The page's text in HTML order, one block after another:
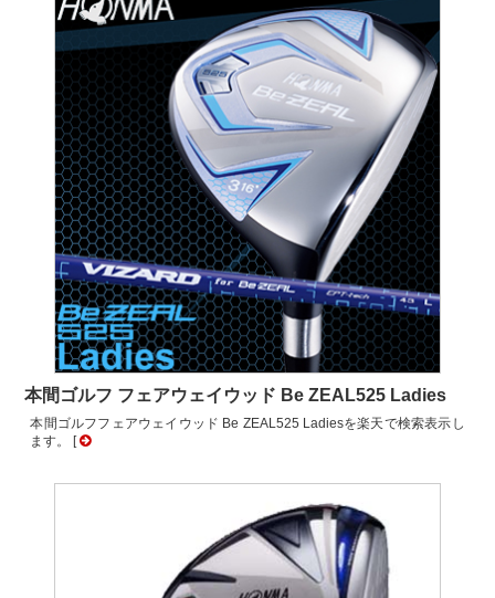
本間ゴルフ フェアウェイウッド Be ZEAL525 Ladies
本間ゴルフフェアウェイウッド Be ZEAL525 Ladiesを楽天で検索表示し
ます。 [